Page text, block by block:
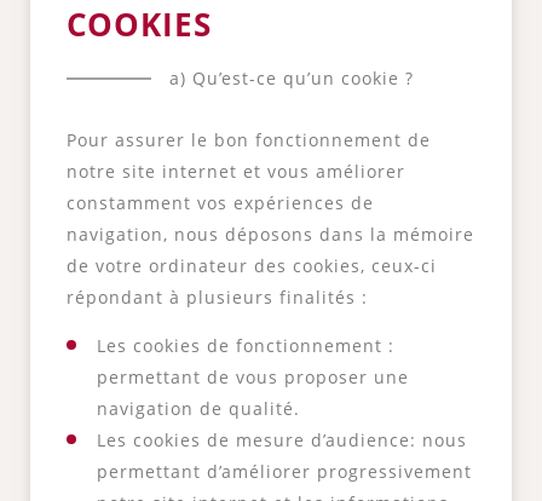
COOKIES
a) Qu’est-ce qu’un cookie ?
Pour assurer le bon fonctionnement de
notre site internet et vous améliorer
constamment vos expériences de
navigation, nous déposons dans la mémoire
de votre ordinateur des cookies, ceux-ci
répondant à plusieurs finalités :
Les cookies de fonctionnement :
permettant de vous proposer une
navigation de qualité.
Les cookies de mesure d’audience: nous
permettant d’améliorer progressivement